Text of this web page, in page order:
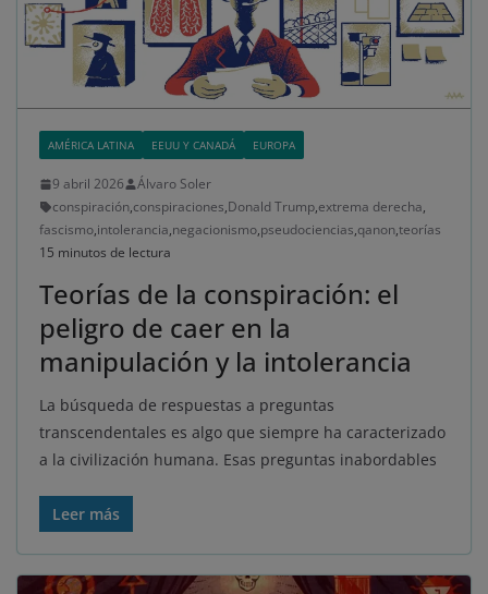
AMÉRICA LATINA EEUU Y CANADÁ EUROPA
9 abril 2026
Álvaro Soler
conspiración,conspiraciones,Donald Trump,extrema derecha,
fascismo,intolerancia,negacionismo,pseudociencias,qanon,teorías
15 minutos de lectura
Teorías de la conspiración: el
peligro de caer en la
manipulación y la intolerancia
La búsqueda de respuestas a preguntas
transcendentales es algo que siempre ha caracterizado
a la civilización humana. Esas preguntas inabordables
Leer más